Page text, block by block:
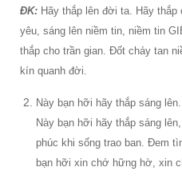
ĐK: Hãy thắp lên đời ta. Hãy thắp
yêu, sáng lên niềm tin, niềm tin
thắp cho trần gian. Đốt cháy tan
kín quanh đời.
Này bạn hỡi hãy thắp sáng
Này bạn hỡi hãy thắp sáng
phúc khi sống trao ban. Đem
bạn hỡi xin chớ hững hờ, xin